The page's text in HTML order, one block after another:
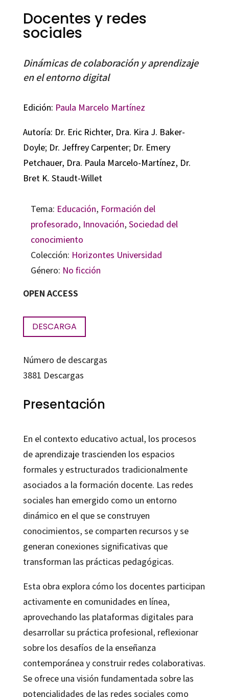
Docentes y redes
sociales
Dinámicas de colaboración y aprendizaje
en el entorno digital
Edición: Paula Marcelo Martínez
Autoría: Dr. Eric Richter, Dra. Kira J. Baker-
Doyle; Dr. Jeffrey Carpenter; Dr. Emery
Petchauer, Dra. Paula Marcelo-Martínez, Dr.
Bret K. Staudt-Willet
Tema: Educación, Formación del
profesorado, Innovación, Sociedad del
conocimiento
Colección: Horizontes Universidad
Género: No ficción
OPEN ACCESS
DESCARGA
Número de descargas
3881 Descargas
Presentación
En el contexto educativo actual, los procesos
de aprendizaje trascienden los espacios
formales y estructurados tradicionalmente
asociados a la formación docente. Las redes
sociales han emergido como un entorno
dinámico en el que se construyen
conocimientos, se comparten recursos y se
generan conexiones significativas que
transforman las prácticas pedagógicas.
Esta obra explora cómo los docentes participan
activamente en comunidades en línea,
aprovechando las plataformas digitales para
desarrollar su práctica profesional, reflexionar
sobre los desafíos de la enseñanza
contemporánea y construir redes colaborativas.
Se ofrece una visión fundamentada sobre las
potencialidades de las redes sociales como